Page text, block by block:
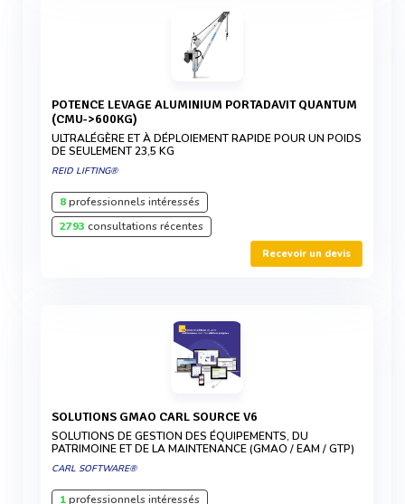
POTENCE LEVAGE ALUMINIUM PORTADAVIT QUANTUM
(CMU->600KG)
ULTRALÉGÈRE ET À DÉPLOIEMENT RAPIDE POUR UN POIDS
DE SEULEMENT 23,5 KG
REID LIFTING®
8professionnels intéressés
2793 consultations récentes
Recevoir un devis
SOLUTIONS GMAO CARL SOURCE V6
SOLUTIONS DE GESTION DES ÉQUIPEMENTS, DU
PATRIMOINE ET DE LA MAINTENANCE (GMAO / EAM / GTP)
CARL SOFTWARE®
1professionnels intéressés